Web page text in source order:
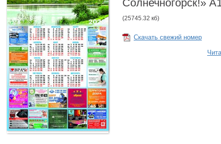
Солнечногорск!»
(25745.32 кб)
Скачать свежий номер